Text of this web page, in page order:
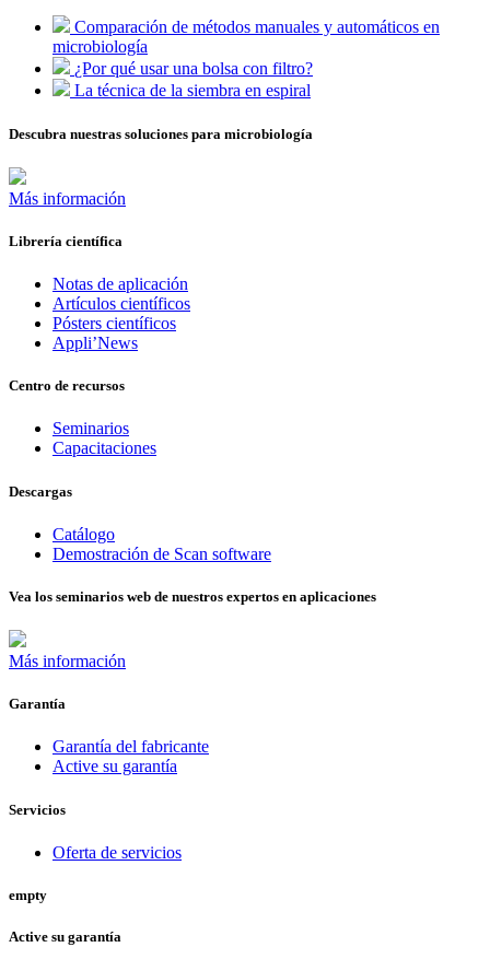
Comparación de métodos manuales y automáticos en
microbiología
¿Por qué usar una bolsa con filtro?
La técnica de la siembra en espiral
Descubra nuestras soluciones para microbiología
Más información
Librería científica
Notas de aplicación
Artículos científicos
Pósters científicos
Appli’News
Centro de recursos
Seminarios
Capacitaciones
Descargas
Catálogo
Demostración de Scan software
Vea los seminarios web de nuestros expertos en aplicaciones
Más información
Garantía
Garantía del fabricante
Active su garantía
Servicios
Oferta de servicios
empty
Active su garantía